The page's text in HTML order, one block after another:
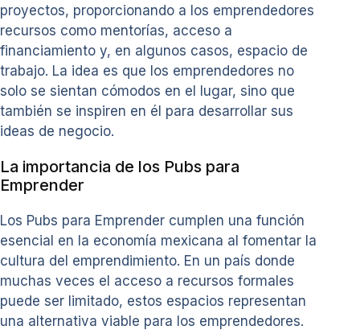
proyectos, proporcionando a los emprendedores
recursos como mentorías, acceso a
financiamiento y, en algunos casos, espacio de
trabajo. La idea es que los emprendedores no
solo se sientan cómodos en el lugar, sino que
también se inspiren en él para desarrollar sus
ideas de negocio.
La importancia de los Pubs para
Emprender
Los Pubs para Emprender cumplen una función
esencial en la economía mexicana al fomentar la
cultura del emprendimiento. En un país donde
muchas veces el acceso a recursos formales
puede ser limitado, estos espacios representan
una alternativa viable para los emprendedores.